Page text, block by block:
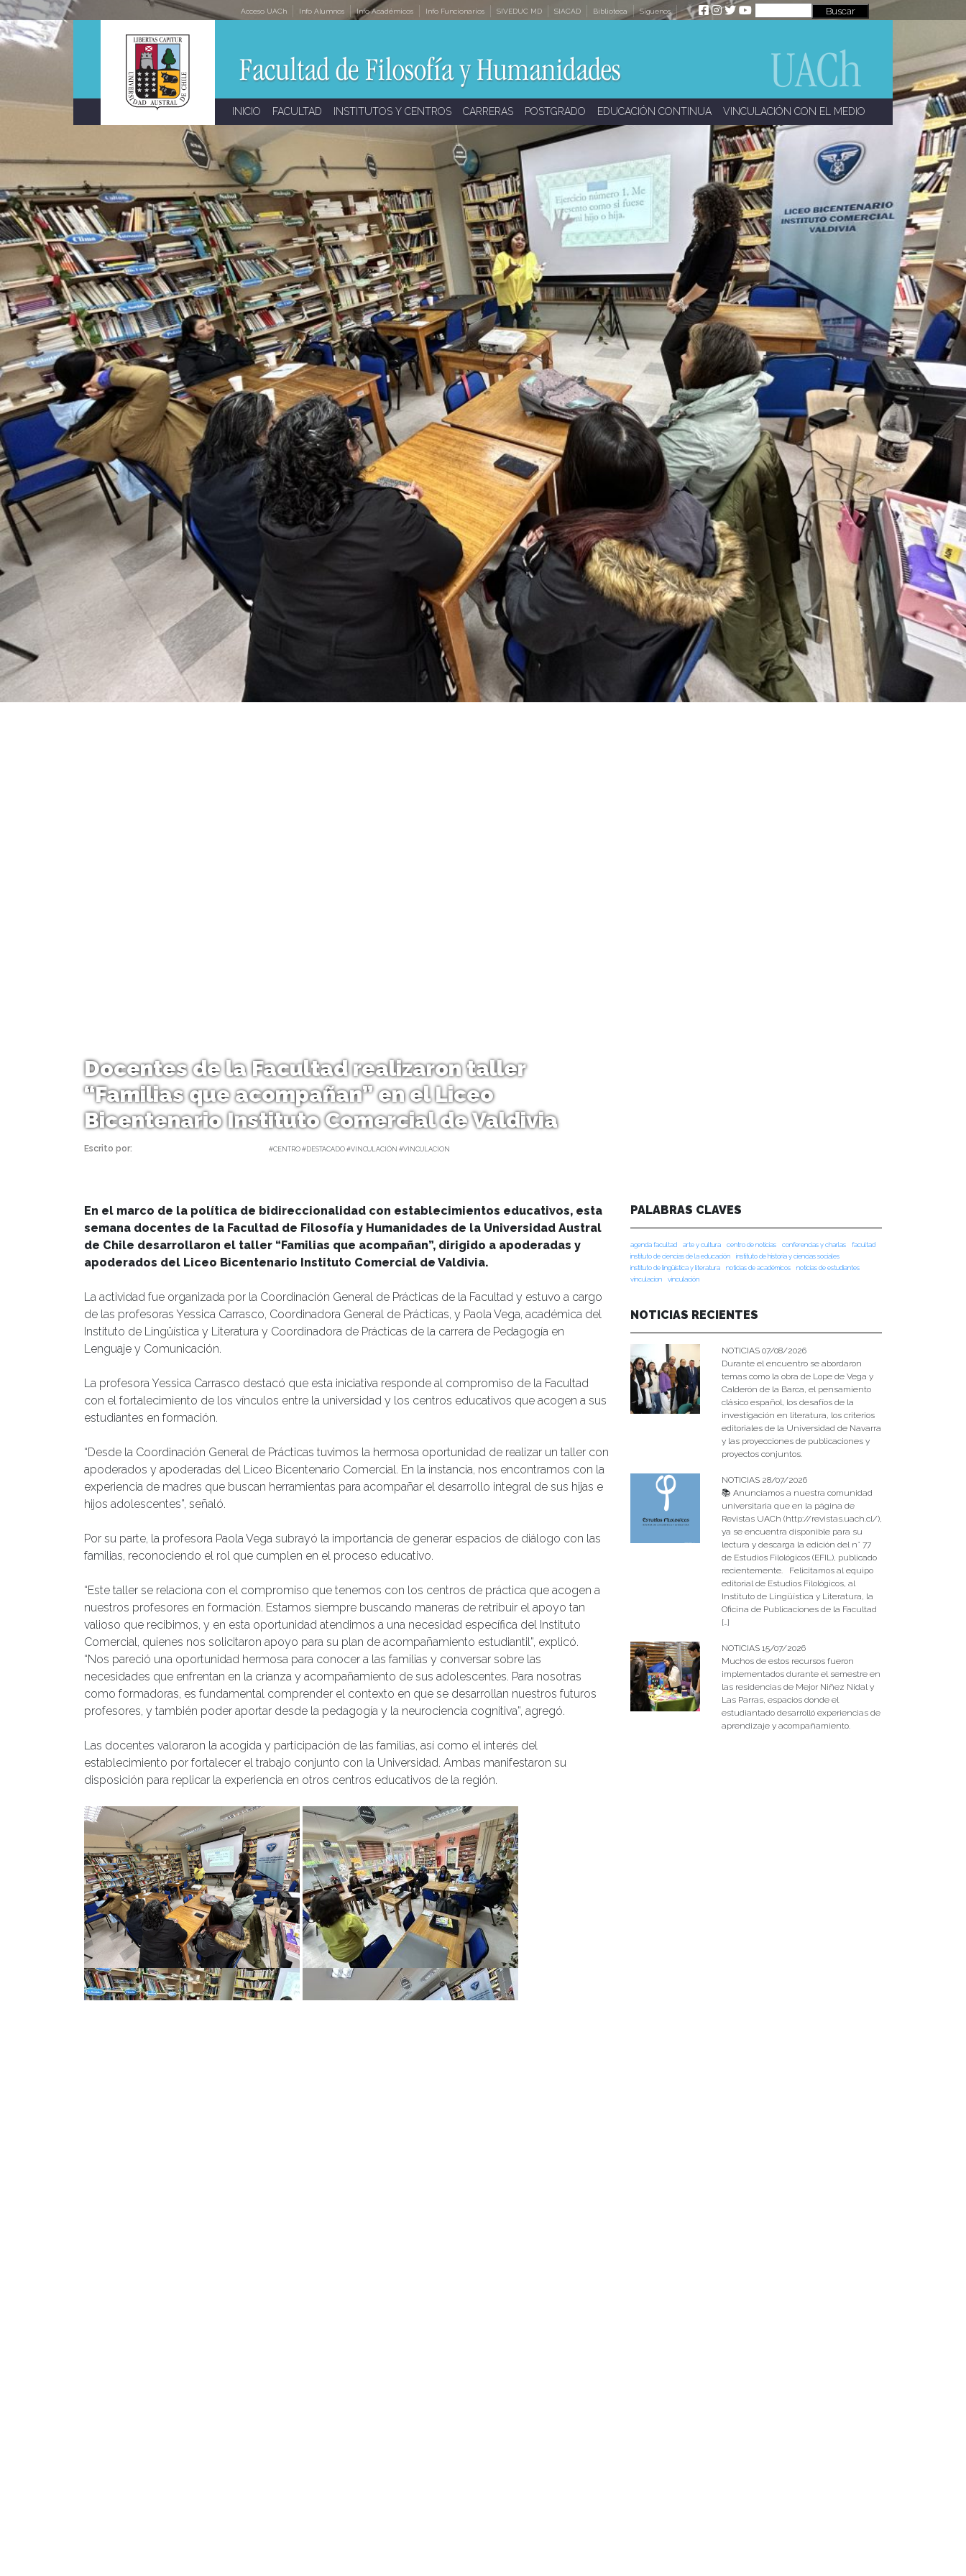
Skip
to
content
Acceso UACh Info Alumnos Info Académicos Info Funcionarios SIVEDUC MD SIACAD Biblioteca Síguenos
INICIO FACULTAD INSTITUTOS Y CENTROS CARRERAS POSTGRADO EDUCACIÓN CONTINUA VINCULACIÓN CON EL MEDIO
Docentes de la Facultad realizaron taller
“Familias que acompañan” en el Liceo
Bicentenario Instituto Comercial de Valdivia
Escrito por: #CENTRO #DESTACADO #VINCULACIÓN #VINCULACION
En el marco de la política de bidireccionalidad con establecimientos educativos, esta
semana docentes de la Facultad de Filosofía y Humanidades de la Universidad Austral
de Chile desarrollaron el taller “Familias que acompañan”, dirigido a apoderadas y
apoderados del Liceo Bicentenario Instituto Comercial de Valdivia.
La actividad fue organizada por la Coordinación General de Prácticas de la Facultad y estuvo a cargo
de las profesoras Yessica Carrasco, Coordinadora General de Prácticas, y Paola Vega, académica del
Instituto de Lingüística y Literatura y Coordinadora de Prácticas de la carrera de Pedagogía en
Lenguaje y Comunicación.
La profesora Yessica Carrasco destacó que esta iniciativa responde al compromiso de la Facultad
con el fortalecimiento de los vínculos entre la universidad y los centros educativos que acogen a sus
estudiantes en formación.
“Desde la Coordinación General de Prácticas tuvimos la hermosa oportunidad de realizar un taller con
apoderados y apoderadas del Liceo Bicentenario Comercial. En la instancia, nos encontramos con la
experiencia de madres que buscan herramientas para acompañar el desarrollo integral de sus hijas e
hijos adolescentes”, señaló.
Por su parte, la profesora Paola Vega subrayó la importancia de generar espacios de diálogo con las
familias, reconociendo el rol que cumplen en el proceso educativo.
“Este taller se relaciona con el compromiso que tenemos con los centros de práctica que acogen a
nuestros profesores en formación. Estamos siempre buscando maneras de retribuir el apoyo tan
valioso que recibimos, y en esta oportunidad atendimos a una necesidad específica del Instituto
Comercial, quienes nos solicitaron apoyo para su plan de acompañamiento estudiantil”, explicó.
“Nos pareció una oportunidad hermosa para conocer a las familias y conversar sobre las
necesidades que enfrentan en la crianza y acompañamiento de sus adolescentes. Para nosotras
como formadoras, es fundamental comprender el contexto en que se desarrollan nuestros futuros
profesores, y también poder aportar desde la pedagogía y la neurociencia cognitiva”, agregó.
Las docentes valoraron la acogida y participación de las familias, así como el interés del
establecimiento por fortalecer el trabajo conjunto con la Universidad. Ambas manifestaron su
disposición para replicar la experiencia en otros centros educativos de la región.
PALABRAS CLAVES
agenda facultad arte y cultura centro de noticias conferencias y charlas
facultad
instituto de ciencias de la educación
instituto de historia y ciencias sociales
instituto de lingüística y literatura
noticias de académicos
noticias de estudiantes
vinculacion
vinculación
NOTICIAS RECIENTES
NOTICIAS 07/08/2026
Durante el encuentro se abordaron
temas como la obra de Lope de Vega y
Calderón de la Barca, el pensamiento
clásico español, los desafíos de la
investigación en literatura, los criterios
editoriales de la Universidad de Navarra
y las proyecciones de publicaciones y
proyectos conjuntos.
NOTICIAS 28/07/2026
📚 Anunciamos a nuestra comunidad
universitaria que en la página de
Revistas UACh (http://revistas.uach.cl/),
ya se encuentra disponible para su
lectura y descarga la edición del n° 77
de Estudios Filológicos (EFIL), publicado
recientemente. Felicitamos al equipo
editorial de Estudios Filológicos, al
Instituto de Lingüística y Literatura, la
Oficina de Publicaciones de la Facultad
[…]
NOTICIAS 15/07/2026
Muchos de estos recursos fueron
implementados durante el semestre en
las residencias de Mejor Niñez Nidal y
Las Parras, espacios donde el
estudiantado desarrolló experiencias de
aprendizaje y acompañamiento.